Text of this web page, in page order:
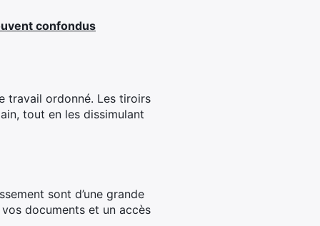
confondus
travail ordonné. Les tiroirs
tout en les dissimulant
sont d’une grande
documents et un accès